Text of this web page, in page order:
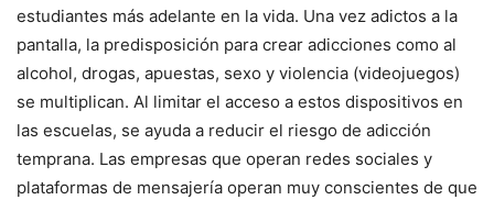
estudiantes más adelante en la vida. Una vez adictos a la
pantalla, la predisposición para crear adicciones como al
alcohol, drogas, apuestas, sexo y violencia (videojuegos)
se multiplican. Al limitar el acceso a estos dispositivos en
las escuelas, se ayuda a reducir el riesgo de adicción
temprana. Las empresas que operan redes sociales y
plataformas de mensajería operan muy conscientes de que